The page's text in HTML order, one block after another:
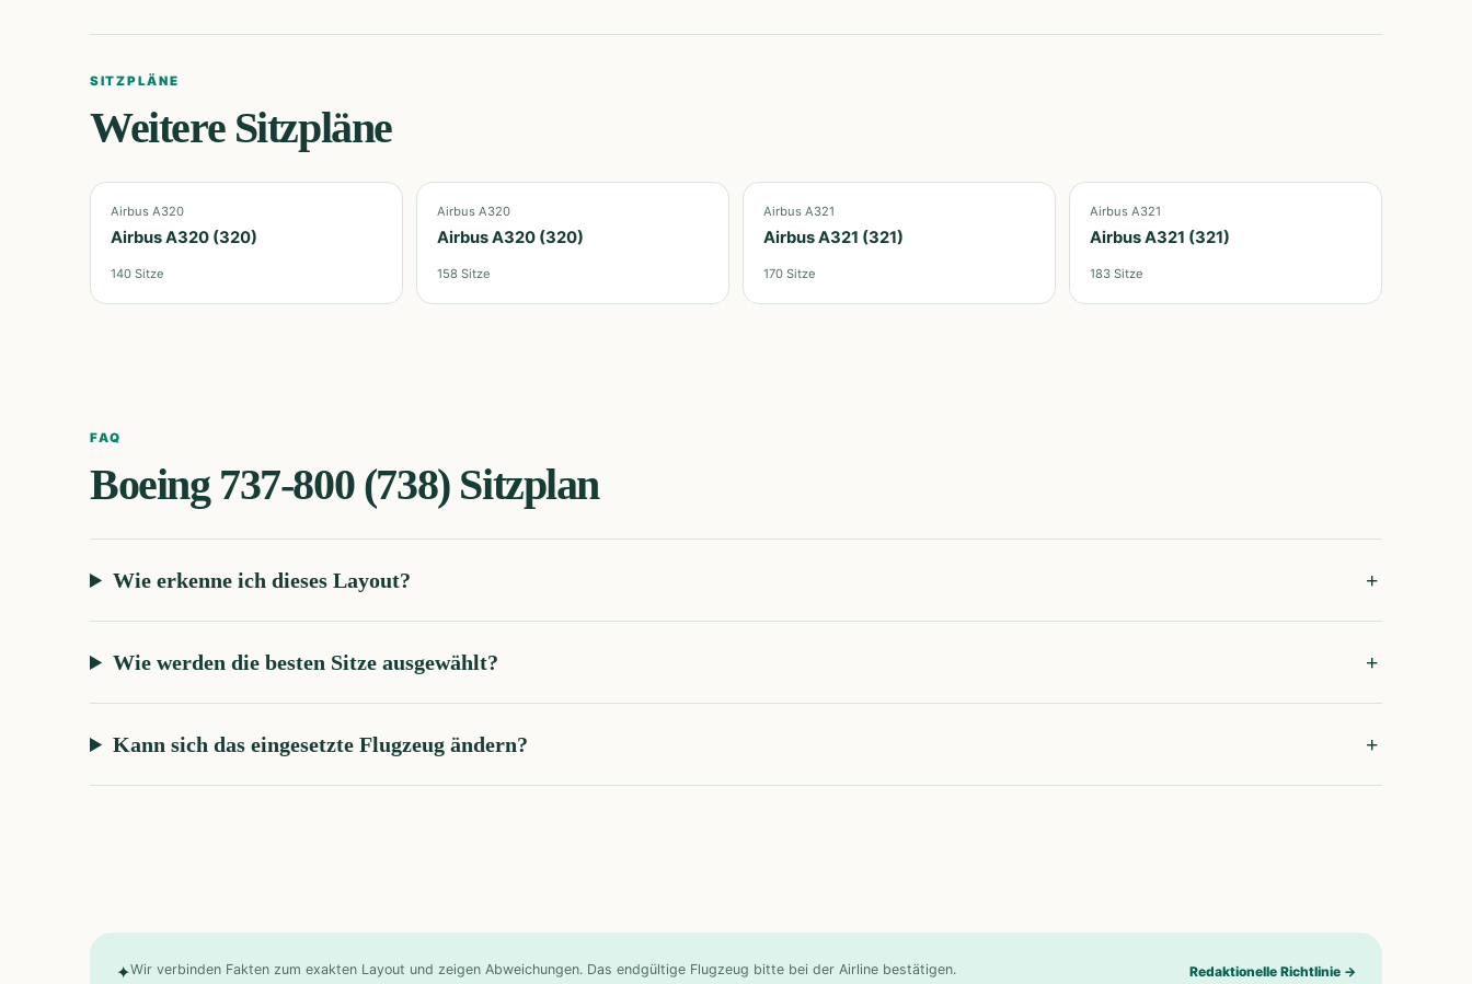
SITZPLÄNE
Weitere Sitzpläne
Airbus A320
Airbus A320 (320)
140 Sitze
Airbus A320
Airbus A320 (320)
158 Sitze
Airbus A321
Airbus A321 (321)
170 Sitze
Airbus A321
Airbus A321 (321)
183 Sitze
FAQ
Boeing 737-800 (738) Sitzplan
Wie erkenne ich dieses Layout?
Wie werden die besten Sitze ausgewählt?
Kann sich das eingesetzte Flugzeug ändern?
✦Wir verbinden Fakten zum exakten Layout und zeigen Abweichungen. Das endgültige Flugzeug bitte bei der Airline bestätigen. Redaktionelle Richtlinie →